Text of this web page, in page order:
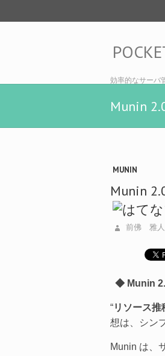
効率的なサーバ
Munin
MUNIN
Munin
前佛 雅人
◆ Munin
“リソース
想は、シン
Munin は、